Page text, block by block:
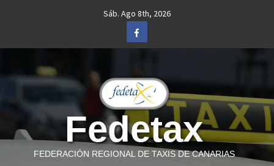
Sáb. Ago 8th, 2026
Facebook
Fedetax
FEDERACIÓN REGIONAL DE TAXIS DE CANARIAS